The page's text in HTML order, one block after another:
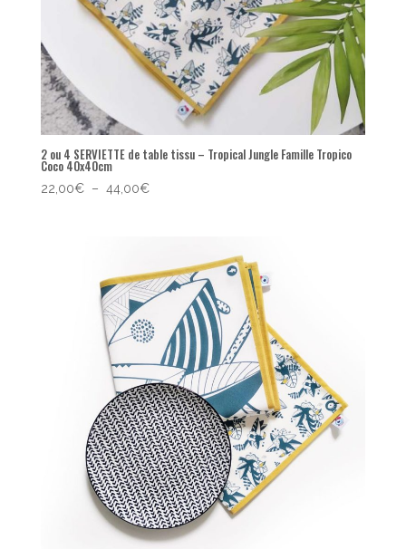
2 ou 4 SERVIETTE de table tissu – Tropical Jungle Famille Tropico
Coco 40x40cm
22,00€ – 44,00€Plage
à
44,00€